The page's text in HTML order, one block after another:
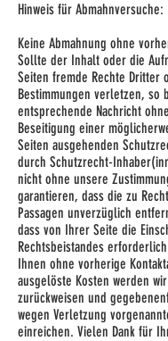
Hinweis für Abmahnversuche:
Keine Abmahnung ohne
Sollte der Inhalt oder die
Seiten fremde Rechte Dritter
Bestimmungen verletzen, so
entsprechende Nachricht
Beseitigung einer
Seiten ausgehenden
durch Schutzrecht-
nicht ohne unsere
garantieren, dass die zu
Passagen unverzüglich
dass von Ihrer Seite die
Rechtsbeistandes
Ihnen ohne vorherige
ausgelöste Kosten werden
zurückweisen und
wegen Verletzung
einreichen. Vielen Dank für